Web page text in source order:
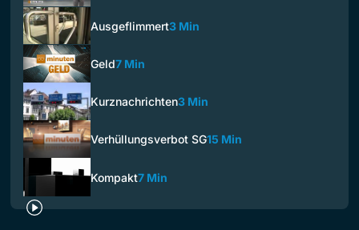
Ausgeflimmert3 Min
Geld7 Min
Kurznachrichten3 Min
Verhüllungsverbot SG15 Min
Kompakt7 Min